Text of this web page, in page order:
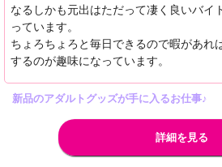
なるしかも元出はただって凄く良いバイ
っています。
ちょろちょろと毎日できるので暇があれ
するのが趣味になっています。
新品のアダルトグッズが手に入るお仕事♪
詳細を見る